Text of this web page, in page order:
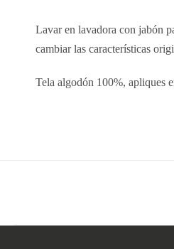
Lavar en lavadora con jabón
cambiar las características
Tela algodón 100%, apliques